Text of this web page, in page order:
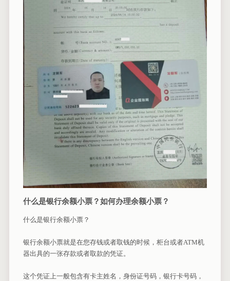
什么是银行余额小票？如何办理余额小票？
什么是银行余额小票？
银行余额小票就是在您存钱或者取钱的时候，柜台或者ATM机
器出具的一张存款或者取款的凭证。
这个凭证上一般包含有卡主姓名，身份证号码，银行卡号码，